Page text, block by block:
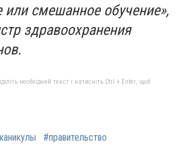
или смешанное обучение»,
здравоохранения
необхідний текст і натисніть Ctrl + Enter, щоб
#правительство